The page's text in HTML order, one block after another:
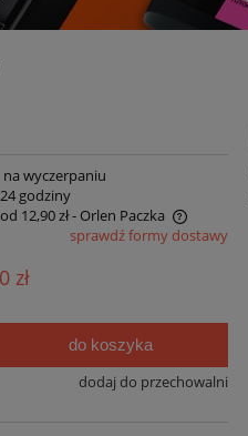
na wyczerpaniu
24 godziny
od 12,90 zł- Orlen Paczka
sprawdź formy dostawy
zł
do koszyka
dodaj do przechowalni